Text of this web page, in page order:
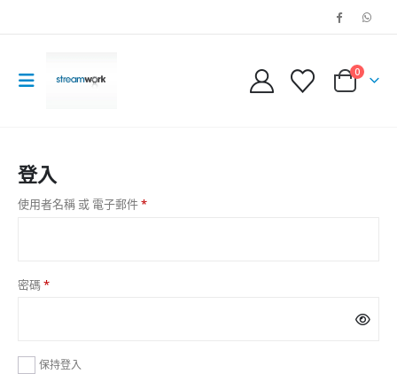
0
登入
使用者名稱 或 電子郵件*必
密碼*必
保持登入